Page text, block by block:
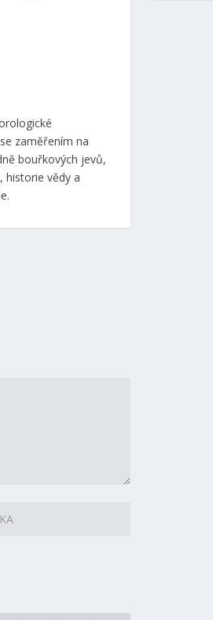
zaměřením na
bouřkových jevů,
historie vědy a